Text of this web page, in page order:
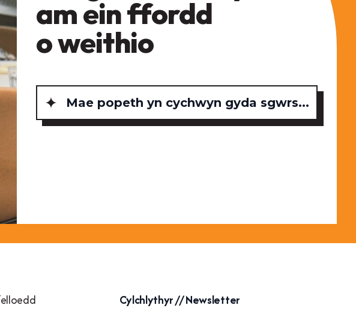
am ein ffordd
o weithio
Mae popeth yn cychwyn gyda sgwrs...
Cylchlythyr // Newsletter